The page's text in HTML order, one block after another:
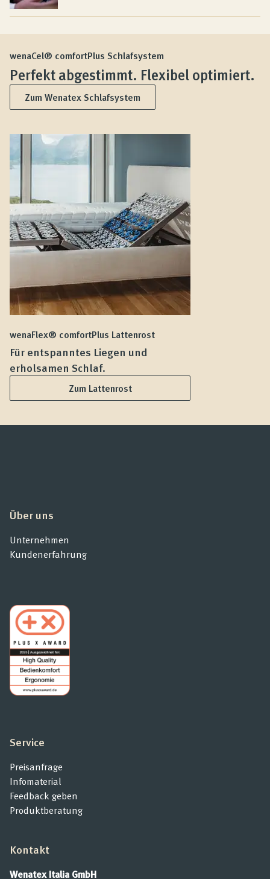
wenaCel® comfortPlus Schlafsystem
Perfekt abgestimmt. Flexibel optimiert.
Zum Wenatex Schlafsystem
wenaFlex® comfortPlus Lattenrost
Für entspanntes Liegen und
erholsamen Schlaf.
Zum Lattenrost
Über uns
Unternehmen
Kundenerfahrung
Service
Preisanfrage
Infomaterial
Feedback geben
Produktberatung
Kontakt
Wenatex Italia GmbH